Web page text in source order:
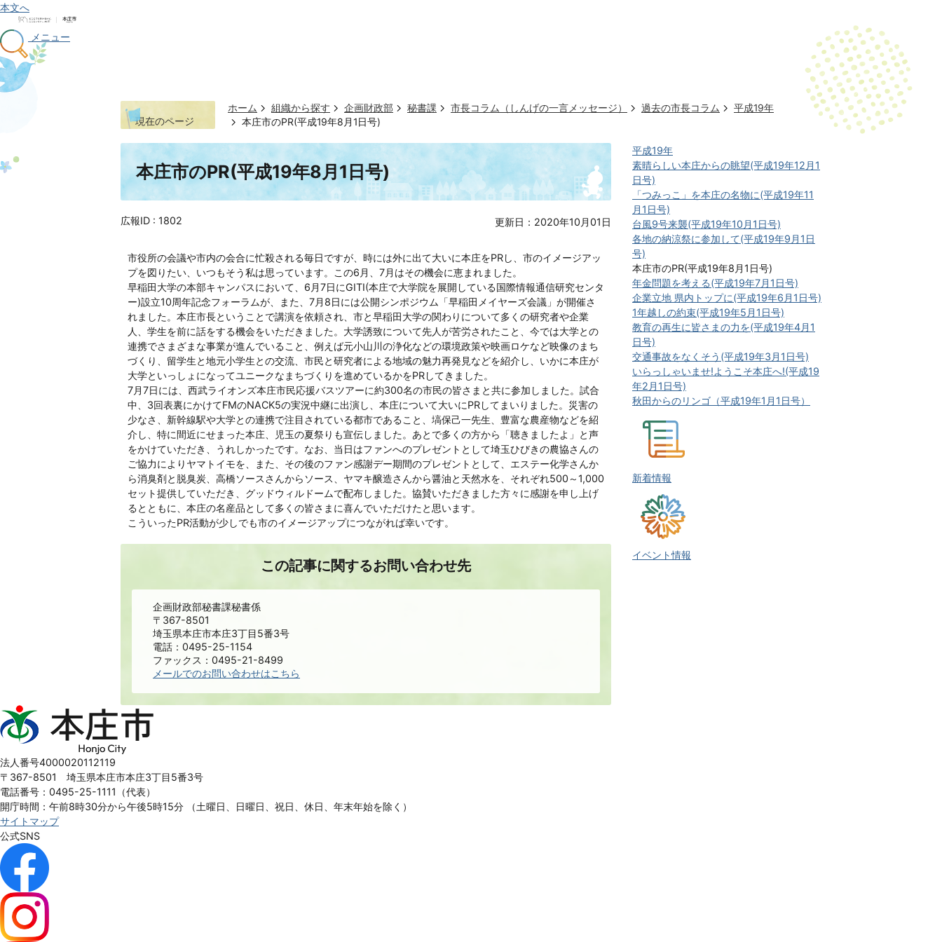
本文へ
メニュー
現在のページ
ホーム 組織から探す 企画財政部 秘書課 市長コラム（しんげの一言メッセージ） 過去の市長コラム
平成19年
本庄市のPR(平成19年8月1日号)
本庄市のPR(平成19年8月1日号)
更新日：2020年10月01日
広報ID : 1802
市役所の会議や市内の会合に忙殺される毎日ですが、時には外に出て大いに本庄をPRし、市のイメージアッ
プを図りたい、いつもそう私は思っています。この6月、7月はその機会に恵まれました。
早稲田大学の本部キャンパスにおいて、6月7日にGITI(本庄で大学院を展開している国際情報通信研究センタ
ー)設立10周年記念フォーラムが、また、7月8日には公開シンポジウム「早稲田メイヤーズ会議」が開催さ
れました。本庄市長ということで講演を依頼され、市と早稲田大学の関わりについて多くの研究者や企業
人、学生を前に話をする機会をいただきました。大学誘致について先人が苦労されたこと、今では大学との
連携でさまざまな事業が進んでいること、例えば元小山川の浄化などの環境政策や映画ロケなど映像のまち
づくり、留学生と地元小学生との交流、市民と研究者による地域の魅力再発見などを紹介し、いかに本庄が
大学といっしょになってユニークなまちづくりを進めているかをPRしてきました。
7月7日には、西武ライオンズ本庄市民応援バスツアーに約300名の市民の皆さまと共に参加しました。試合
中、3回表裏にかけてFMのNACK5の実況中継に出演し、本庄について大いにPRしてまいりました。災害の
少なさ、新幹線駅や大学との連携で注目されている都市であること、塙保己一先生、豊富な農産物などを紹
介し、特に間近にせまった本庄、児玉の夏祭りも宣伝しました。あとで多くの方から「聴きましたよ」と声
をかけていただき、うれしかったです。なお、当日はファンへのプレゼントとして埼玉ひびきの農協さんの
ご協力によりヤマトイモを、また、その後のファン感謝デー期間のプレゼントとして、エステー化学さんか
ら消臭剤と脱臭炭、高橋ソースさんからソース、ヤマキ醸造さんから醤油と天然水を、それぞれ500～1,000
セット提供していただき、グッドウィルドームで配布しました。協賛いただきました方々に感謝を申し上げ
るとともに、本庄の名産品として多くの皆さまに喜んでいただけたと思います。
こういったPR活動が少しでも市のイメージアップにつながれば幸いです。
この記事に関するお問い合わせ先
企画財政部秘書課秘書係
〒367-8501
埼玉県本庄市本庄3丁目5番3号
電話：0495-25-1154
ファックス：0495-21-8499
メールでのお問い合わせはこちら
平成19年
素晴らしい本庄からの眺望(平成19年12月1
日号)
「つみっこ」を本庄の名物に(平成19年11
月1日号)
台風9号来襲(平成19年10月1日号)
各地の納涼祭に参加して(平成19年9月1日
号)
本庄市のPR(平成19年8月1日号)
年金問題を考える(平成19年7月1日号)
企業立地 県内トップに(平成19年6月1日号)
1年越しの約束(平成19年5月1日号)
教育の再生に皆さまの力を(平成19年4月1
日号)
交通事故をなくそう(平成19年3月1日号)
いらっしゃいませ!ようこそ本庄へ!(平成19
年2月1日号)
秋田からのリンゴ（平成19年1月1日号）
新着情報
イベント情報
本
庄
Honjo
City
法人番号4000020112119
〒367-8501 埼玉県本庄市本庄3丁目5番3号
電話番号：0495-25-1111（代表）
開庁時間：午前8時30分から午後5時15分
（土曜日、日曜日、祝日、休日、年末年始を除く）
サイトマップ
公式SNS